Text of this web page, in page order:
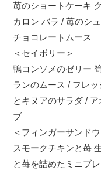
苺のショートケーキ
カロン バラ / 苺のシ
チョコレートムース
＜セイボリー＞
鴨コンソメのゼリー
ランのムース / フレ
とキヌアのサラダ /
ブ
＜フィンガーサンド
スモークチキンと苺
と苺を詰めたミニブ